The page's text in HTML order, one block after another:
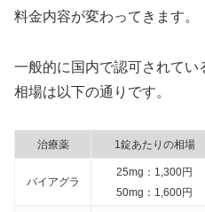
料金内容が変わってきます。
一般的に国内で認可されてい
相場は以下の通りです。
治療薬 1錠あたりの相場
バイアグラ
25mg：1,300円
50mg：1,600円